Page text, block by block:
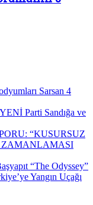
Sarsan 4
Parti Sandığa ve
“KUSURSUZ
ZAMANLAMASI
“The Odyssey”
Yangın Uçağı